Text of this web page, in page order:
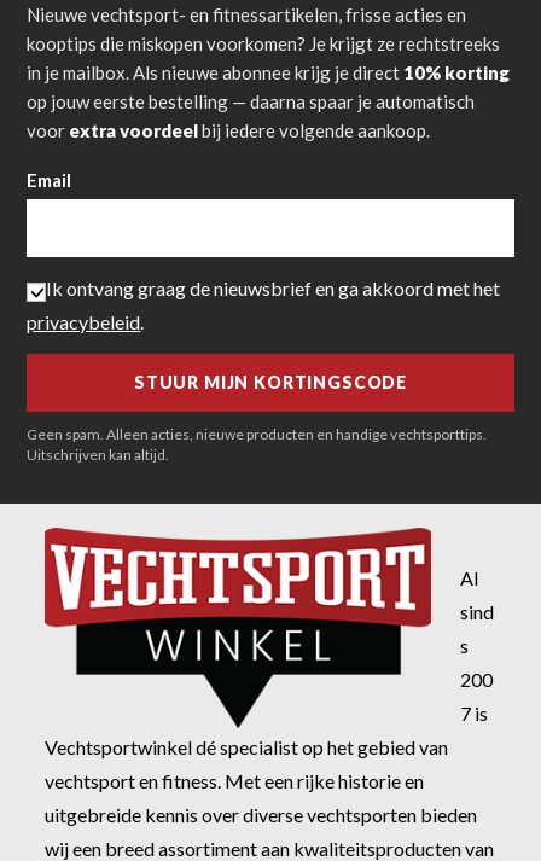
Nieuwe vechtsport- en fitnessartikelen, frisse acties en
kooptips die miskopen voorkomen? Je krijgt ze rechtstreeks
in je mailbox. Als nieuwe abonnee krijg je direct 10% korting
op jouw eerste bestelling — daarna spaar je automatisch
voor extra voordeelbij iedere volgende aankoop.
Email
Ik ontvang graag de nieuwsbrief en ga akkoord met het
privacybeleid
Geen spam. Alleen acties, nieuwe producten en handige vechtsporttips.
Uitschrijven kan altijd.
Al
sind
s
200
7 is
Vechtsportwinkel dé specialist op het gebied van
vechtsport en fitness. Met een rijke historie en
uitgebreide kennis over diverse vechtsporten bieden
wij een breed assortiment aan kwaliteitsproducten van